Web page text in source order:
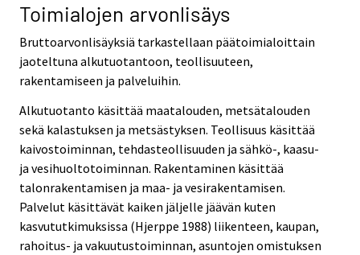
Toimialojen arvonlisäys
Bruttoarvonlisäyksiä tarkastellaan päätoimialoittain
jaoteltuna alkutuotantoon, teollisuuteen,
rakentamiseen ja palveluihin.
Alkutuotanto käsittää maatalouden, metsätalouden
sekä kalastuksen ja metsästyksen. Teollisuus käsittää
kaivostoiminnan, tehdasteollisuuden ja sähkö-, kaasu-
ja vesihuoltotoiminnan. Rakentaminen käsittää
talonrakentamisen ja maa- ja vesirakentamisen.
Palvelut käsittävät kaiken jäljelle jäävän kuten
kasvututkimuksissa (Hjerppe 1988) liikenteen, kaupan,
rahoitus- ja vakuutustoiminnan, asuntojen omistuksen